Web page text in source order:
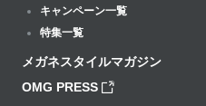
キャンペーン一覧
特集一覧
メガネスタイルマガジン
OMG PRESS